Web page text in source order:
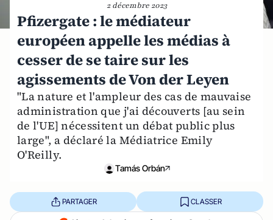
2 décembre 2023
Pfizergate : le médiateur
européen appelle les médias à
cesser de se taire sur les
agissements de Von der Leyen
"La nature et l'ampleur des cas de mauvaise
administration que j'ai découverts [au sein
de l'UE] nécessitent un débat public plus
large", a déclaré la Médiatrice Emily
O'Reilly.
Tamás Orbán
PARTAGER CLASSER